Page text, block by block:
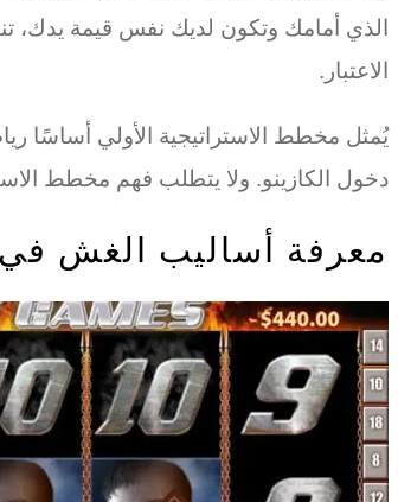
الاعتبار.
يُمثل مخطط الاستراتيجية الأولي أساسًا
دخول الكازينو. ولا يتطلب فهم مخطط
معرفة أساليب الغش في